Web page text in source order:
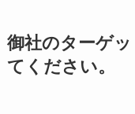
御社のターゲ
てください。